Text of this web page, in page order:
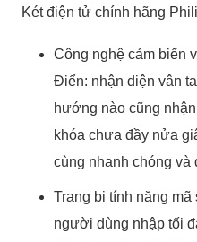
Két điện tử chính hãng
Công nghệ cảm biến
Điển: nhận diện vân
hướng nào cũng
khóa chưa đầy nửa
cùng nhanh chóng và
Trang bị tính năng
người dùng nhập tối